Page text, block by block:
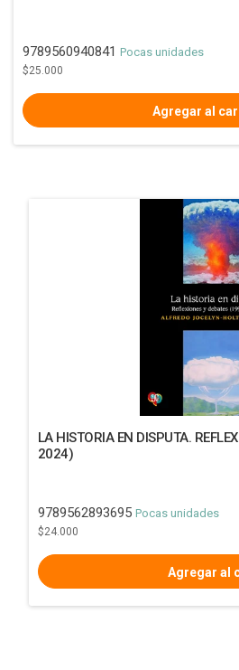
9789560940841 Pocas unidades
$25.000
LA HISTORIA EN DISPUTA.
2024)
9789562893695 Pocas unidades
$24.000